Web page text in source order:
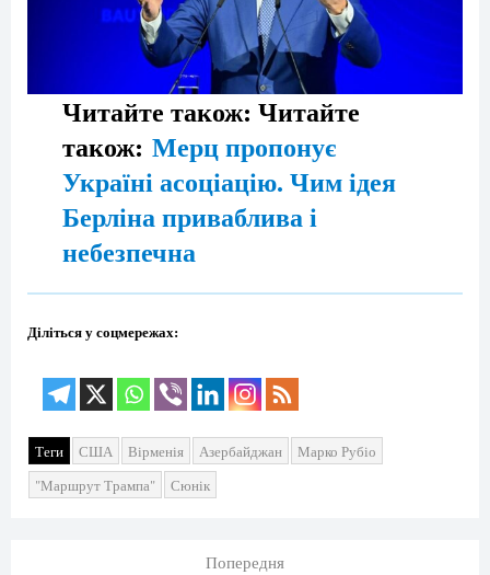
Читайте також: Читайте
також: Мерц пропонує
Україні асоціацію. Чим ідея
Берліна приваблива і
небезпечна
Діліться у соцмережах:
Теги США Вірменія Азербайджан
Марко Рубіо
"Маршрут Трампа"
Сюнік
Попередня